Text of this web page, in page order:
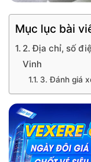
Mục lục bài
2. Địa chỉ, số
Vinh
3. Đánh giá